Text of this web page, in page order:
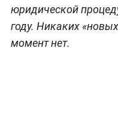
юридической
году. Никаких
момент нет.